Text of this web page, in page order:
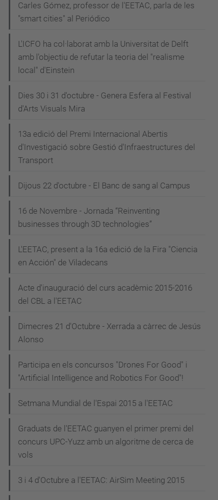
Carles Gómez, professor de l'EETAC, parla de les
"smart cities" al Periódico
L'ICFO ha col·laborat amb la Universitat de Delft
amb l'objectiu de refutar la teoria del "realisme
local" d'Einstein
Dies 30 i 31 d'octubre - Genera Esfera al Festival
d'Arts Visuals Mira
13a edició del Premi Internacional Abertis
d'Investigació sobre Gestió d'Infraestructures del
Transport
Dijous 22 d'octubre - El Banc de sang al Campus
16 de Novembre - Jornada “Reinventing
businesses through 3D technologies”
L'EETAC, present a la 16a edició de la Fira "Ciencia
en Acción" de Viladecans
Acte d'inauguració del curs acadèmic 2015-2016
del CBL a l'EETAC
Dimecres 21 d'Octubre - Xerrada a càrrec de Jesús
Alonso
Participa en els concursos "Drones For Good" i
"Artificial Intelligence and Robotics For Good"!
Setmana Mundial de l'Espai 2015 a l'EETAC
Graduats de l'EETAC guanyen el primer premi del
concurs UPC-Yuzz amb un algoritme de cerca de
vols
3 i 4 d'Octubre a l'EETAC: AirSim Meeting 2015